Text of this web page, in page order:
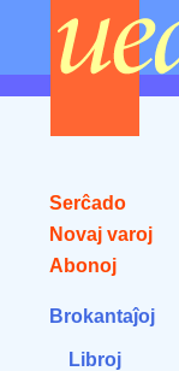
Serĉado
Novaj varoj
Abonoj
Brokantaĵoj
Libroj